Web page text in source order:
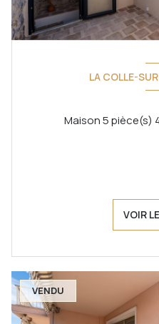
LA COLLE-
VOIR
VENDU